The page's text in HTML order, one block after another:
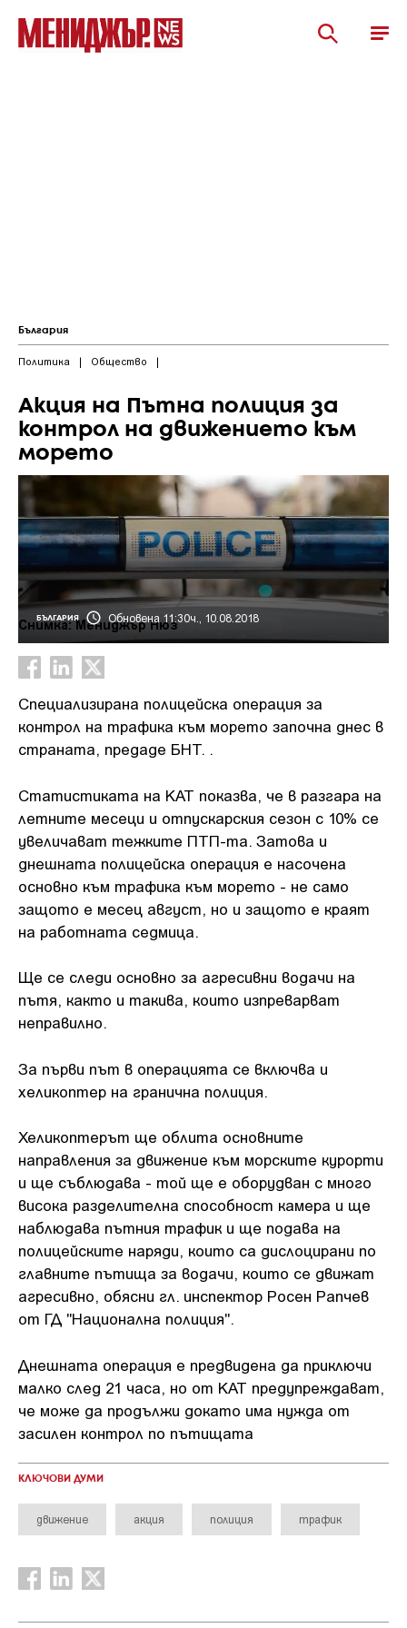
България
Политика | Общество |
Акция на Пътна полиция за
контрол на движението към
морето
БЪЛГАРИЯ Обновена 11:30ч., 10.08.2018
Снимка: Мениджър Нюз
Специализирана полицейска операция за
контрол на трафика към морето започна днес в
страната, предаде БНТ. .
Статистиката на КАТ показва, че в разгара на
летните месеци и отпускарския сезон с 10% се
увеличават тежките ПТП-та. Затова и
днешната полицейска операция е насочена
основно към трафика към морето - не само
защото е месец август, но и защото е краят
на работната седмица.
Ще се следи основно за агресивни водачи на
пътя, както и такива, които изпреварват
неправилно.
За първи път в операцията се включва и
хеликоптер на гранична полиция.
Хеликоптерът ще облита основните
направления за движение към морските курорти
и ще съблюдава - той ще е оборудван с много
висока разделителна способност камера и ще
наблюдава пътния трафик и ще подава на
полицейските наряди, които са дислоцирани по
главните пътища за водачи, които се движат
агресивно, обясни гл. инспектор Росен Рапчев
от ГД "Национална полиция".
Днешната операция е предвидена да приключи
малко след 21 часа, но от КАТ предупреждават,
че може да продължи докато има нужда от
засилен контрол по пътищата
КЛЮЧОВИ ДУМИ
движение акция полиция трафик